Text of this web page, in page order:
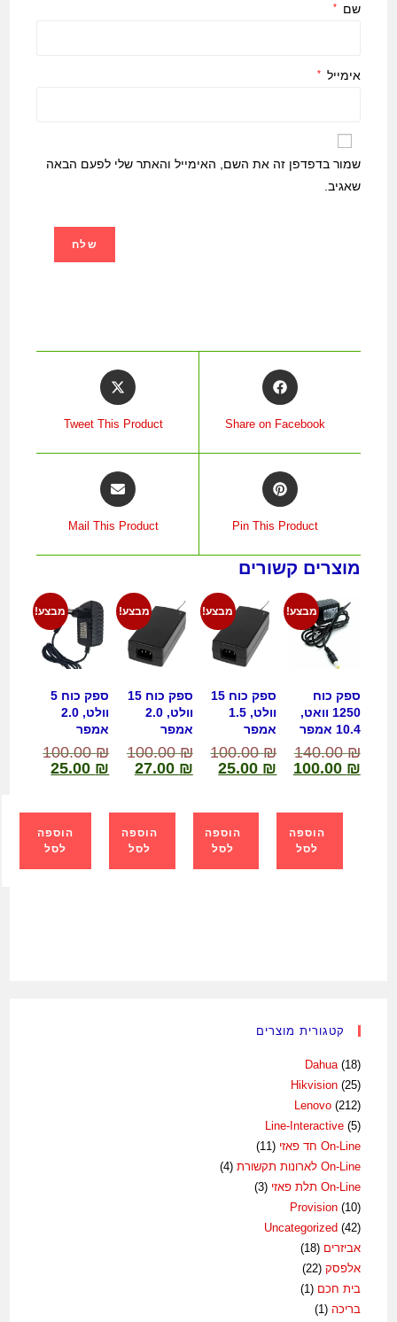
שם *
אימייל *
שמור בדפדפן זה את השם, האימייל והאתר שלי לפעם הבאה
שאגיב.
Share on Facebook
Tweet This Product
Pin This Product
Mail This Product
מוצרים קשורים
מבצע!
ספק כוח
1250 וואט,
10.4 אמפר
140.00₪
100.00 ₪
הוספה
לסל
מבצע!
ספק כוח 15
וולט, 1.5
אמפר
100.00₪
25.00 ₪
הוספה
לסל
מבצע!
ספק כוח 15
וולט, 2.0
אמפר
100.00₪
27.00 ₪
הוספה
לסל
מבצע!
ספק כוח 5
וולט, 2.0
אמפר
100.00₪
25.00 ₪
הוספה
לסל
קטגורית מוצרים
Dahua (18)
Hikvision (25)
Lenovo (212)
Line-Interactive (5)
On-Line חד פאזי
(11)
On-Line לארונות תקשורת
(4)
On-Line תלת פאזי
(3)
Provision (10)
Uncategorized (42)
אביזרים (18)
אלפסק (22)
בית חכם (1)
בריכה (1)